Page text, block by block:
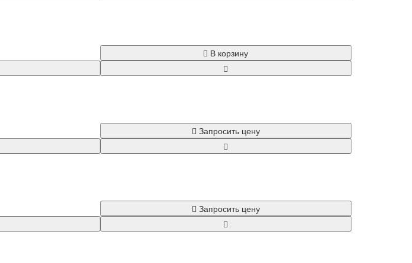
В корзину
Запросить цену
Запросить цену